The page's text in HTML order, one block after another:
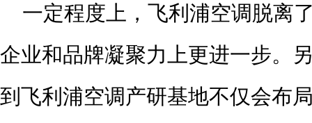
一定程度上，飞利浦空调脱离
企业和品牌凝聚力上更进一步。
到飞利浦空调产研基地不仅会布